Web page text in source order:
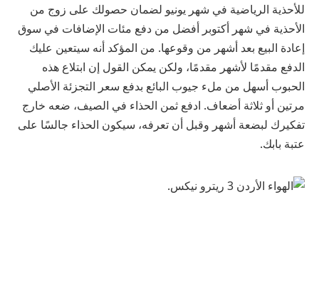
للأحذية الرياضية في شهر يونيو لضمان حصولك على زوج من
الأحذية في شهر أكتوبر أفضل من دفع مئات الإضافات في سوق
إعادة البيع بعد أشهر من وقوعها. من المؤكد أنه سيتعين عليك
الدفع مقدمًا لأشهر مقدمًا، ولكن يمكن القول إن ابتلاع هذه
الحبوب أسهل من ملء جيوب البائع بدفع سعر التجزئة الأصلي
مرتين أو ثلاثة أضعاف. ادفع ثمن الحذاء في الصيف، ضعه خارج
تفكيرك لبضعة أشهر وقبل أن تعرفه، سيكون الحذاء جالسًا على
عتبة بابك.